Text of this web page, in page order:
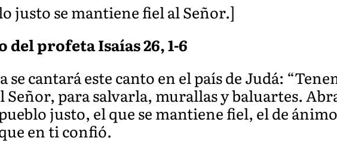
justo se mantiene fiel al Señor.]
del profeta Isaías 26, 1-6
se cantará este canto en el país de Judá:
Señor, para salvarla, murallas y baluartes.
justo, el que se mantiene fiel, el de
en ti confió.